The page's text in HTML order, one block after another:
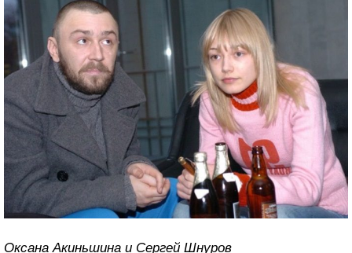
Оксана Акиньшина и Сергей Шнуров